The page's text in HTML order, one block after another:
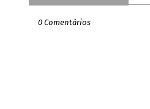
0 Comentários